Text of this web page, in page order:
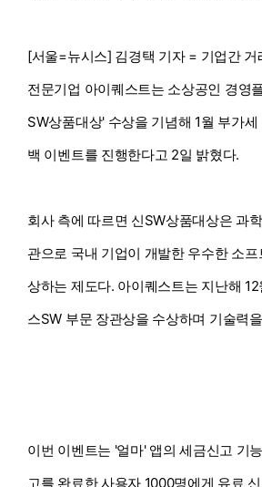
[서울=뉴시스] 김경택 기자 = 기업간 거
전문기업 아이퀘스트는 소상공인 경영
SW상품대상' 수상을 기념해 1월 부가
백 이벤트를 진행한다고 2일 밝혔다.
회사 측에 따르면 신SW상품대상은 과
관으로 국내 기업이 개발한 우수한 소
상하는 제도다. 아이퀘스트는 지난해 12
스SW 부문 장관상을 수상하며 기술력
이번 이벤트는 '얼마' 앱의 세금신고 기
고를 완료한 사용자 1000명에게 유료